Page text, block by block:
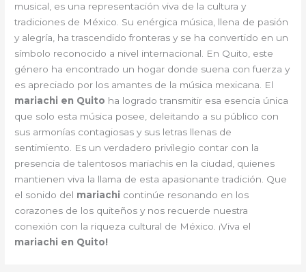
musical, es una representación viva de la cultura y
tradiciones de México. Su enérgica música, llena de pasión
y alegría, ha trascendido fronteras y se ha convertido en un
símbolo reconocido a nivel internacional. En Quito, este
género ha encontrado un hogar donde suena con fuerza y
es apreciado por los amantes de la música mexicana. El
mariachi en Quito ha logrado transmitir esa esencia única
que solo esta música posee, deleitando a su público con
sus armonías contagiosas y sus letras llenas de
sentimiento. Es un verdadero privilegio contar con la
presencia de talentosos mariachis en la ciudad, quienes
mantienen viva la llama de esta apasionante tradición. Que
el sonido del mariachi continúe resonando en los
corazones de los quiteños y nos recuerde nuestra
conexión con la riqueza cultural de México. ¡Viva el
mariachi en Quito!